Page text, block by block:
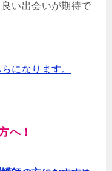
い出会いが期待で
になります。
へ！